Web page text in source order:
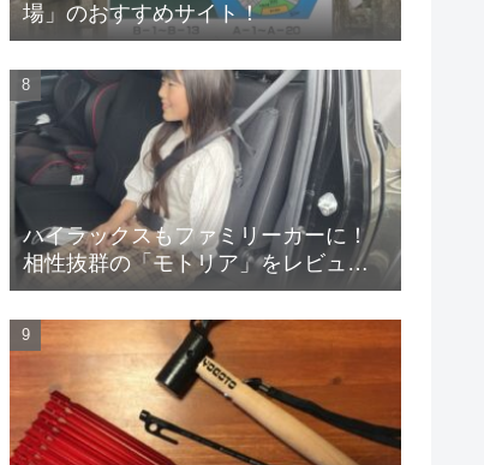
場」のおすすめサイト！
ハイラックスもファミリーカーに！
相性抜群の「モトリア」をレビュ
ー！